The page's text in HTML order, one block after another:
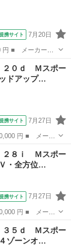
携サイト 7月20日
名： ３２０
スマートキー
２０ｄ Ｍスポー
ドアップ…
携サイト 7月27日
ｘＤｒｉｖ
アップディスプ
２８ｉ Ｍスポー
・全方位…
携サイト 7月27日
ｘＤｒｉｖ
全方位カメラ・
３５ｄ Ｍスポー
ゾーンオ…